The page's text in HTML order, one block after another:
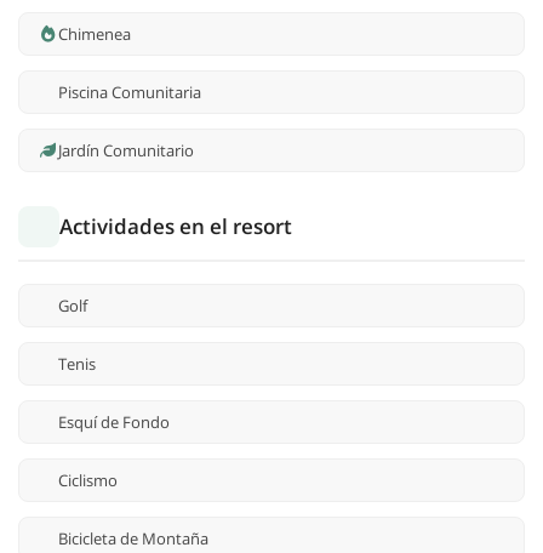
Chimenea
Piscina Comunitaria
Jardín Comunitario
Actividades en el resort
Golf
Tenis
Esquí de Fondo
Ciclismo
Bicicleta de Montaña